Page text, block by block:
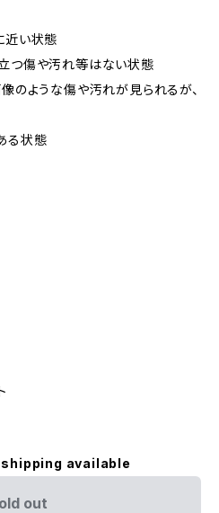
近い状態
つ傷や汚れ等はない状態
のような傷や汚れが見られるが、
る状態
available
out